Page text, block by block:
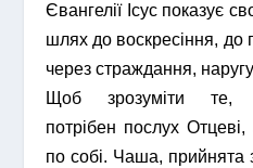
Євангелії Ісус показує
шлях до воскресіння, до
через страждання,
Щоб зрозуміти те,
потрібен послух
по собі. Чаша, прийнята